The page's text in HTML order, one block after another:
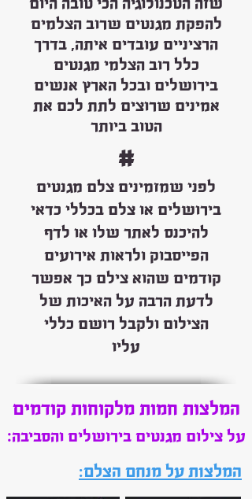
להפקת מגנטים שרוב הצלמים
הרציניים עובדים איתה, בדרך
כלל רוב הצלמי מגנטים
בירושלים ובכל הארץ אנשים
אמינים שרוצים לתת לכם את
הטוב ביותר
לפני שמזמינים צלם מגנטים
בירושלים או צלם בכללי כדאי
להיכנס לאתר שלו או לדף
הפייסבוק ולראות אירועים
קודמים שהוא צילם כך אפשר
לדעת הרבה על האיכות של
הצילום ולקבל רושם כללי
עליו
#
המלצות חמות מלקוחות קודמים
: על צילום מגנטים בירושלים והסביבה
:המלצות על מנחם הצלם